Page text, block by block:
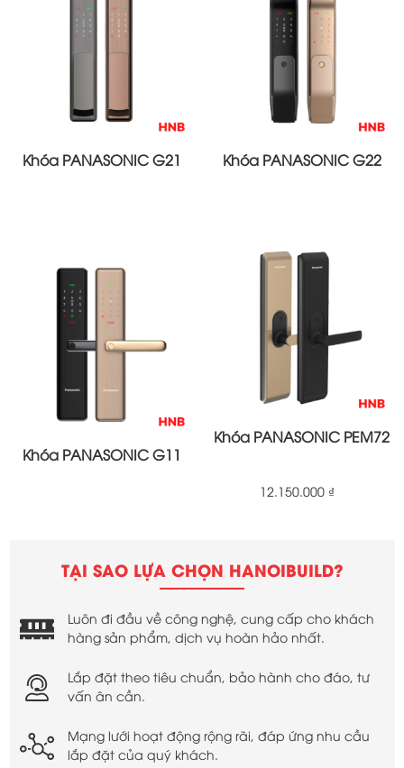
Khóa PANASONIC G21 Khóa PANASONIC G22
Khóa PANASONIC G11
Khóa PANASONIC PEM72
12.150.000 ₫
TẠI SAO LỰA CHỌN HANOIBUILD?
Luôn đi đầu về công nghệ, cung cấp cho khách
hàng sản phẩm, dịch vụ hoàn hảo nhất.
Lắp đặt theo tiêu chuẩn, bảo hành cho đáo, tư
vấn ân cần.
Mạng lưới hoạt động rộng rãi, đáp ứng nhu cầu
lắp đặt của quý khách.